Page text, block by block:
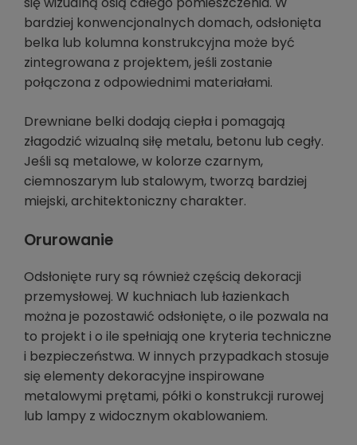
bardziej konwencjonalnych domach, odsłonięta
belka lub kolumna konstrukcyjna może być
zintegrowana z projektem, jeśli zostanie
połączona z odpowiednimi materiałami.
Drewniane belki dodają ciepła i pomagają
złagodzić wizualną siłę metalu, betonu lub cegły.
Jeśli są metalowe, w kolorze czarnym,
ciemnoszarym lub stalowym, tworzą bardziej
miejski, architektoniczny charakter.
Orurowanie
Odsłonięte rury są również częścią dekoracji
przemysłowej. W kuchniach lub łazienkach
można je pozostawić odsłonięte, o ile pozwala na
to projekt i o ile spełniają one kryteria techniczne
i bezpieczeństwa. W innych przypadkach stosuje
się elementy dekoracyjne inspirowane
metalowymi prętami, półki o konstrukcji rurowej
lub lampy z widocznym okablowaniem.